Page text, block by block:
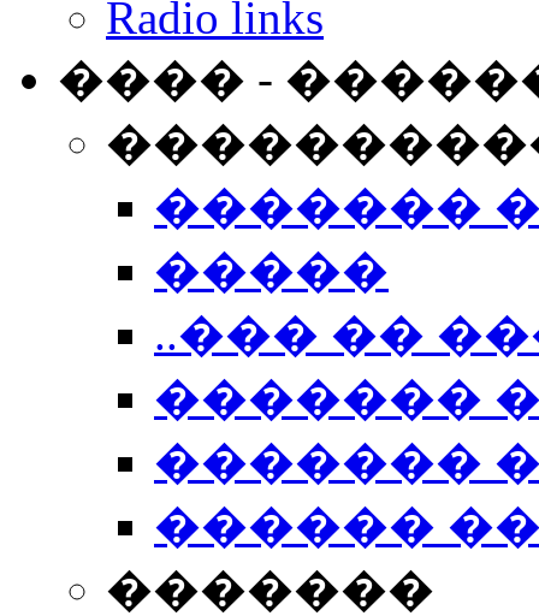
Radio links
���� -
�������
�����
..��� ��
�������
�������
������
�������